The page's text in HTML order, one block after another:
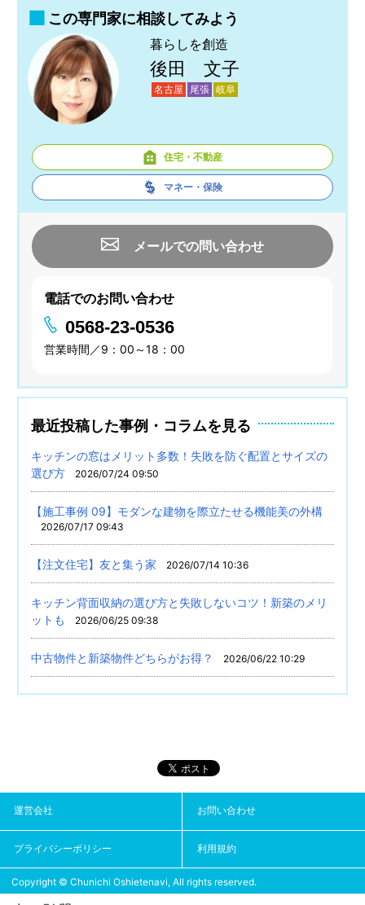
この専門家に相談してみよう
暮らしを創造
後田 文子
名古屋 尾張 岐阜
住宅・不動産
マネー・保険
メールでの問い合わせ
電話でのお問い合わせ
0568-23-0536
営業時間／9：00～18：00
最近投稿した事例・コラムを見る
キッチンの窓はメリット多数！失敗を防ぐ配置とサイズの
選び方
2026/07/24 09:50
【施工事例 09】モダンな建物を際立たせる機能美の外構
2026/07/17 09:43
【注文住宅】友と集う家 2026/07/14 10:36
キッチン背面収納の選び方と失敗しないコツ！新築のメリ
ットも
2026/06/25 09:38
中古物件と新築物件どちらがお得？ 2026/06/22 10:29
運営会社 お問い合わせ
プライバシーポリシー 利用規約
Copyright © Chunichi Oshietenavi, All rights reserved.